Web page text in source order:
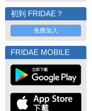
初到 FRIDAE？
免費加入
FRIDAE MOBILE